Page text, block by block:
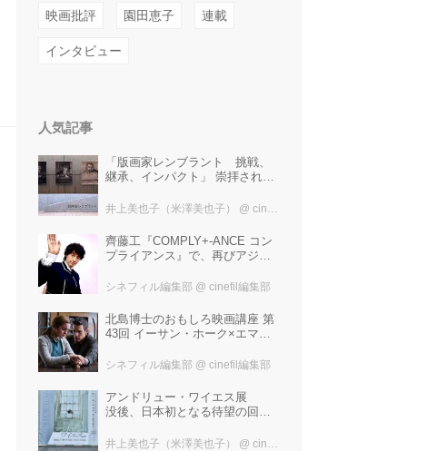
映画批評 園田恵子 連載
インタビュー
人気記事
「版画家レンブラント 挑戦、
継承、インパクト」 崇拝され、
た版画技法！ 国立西洋美術館に
井上美也子（米澤美也子） @ cinefil編集部
齊藤工『COMPLY+-ANCE コン
プライアンス』で、再びアジア
際映画祭"インターナショナル・
シネフィル編集部 @ cinefil編集部
北島博士のおもしろ映画講座 第
43回 イーサン・ホーク×エマ・
仕掛ける、実話に基づく衝撃の
ン』！
シネフィル編集部 @ cinefil編集部
アンドリュー・ワイエス展
没後、日本初となる待望の回顧
は？ 独自の精神世界を描く 豊
井上美也子（米澤美也子） @ cinefil編集部